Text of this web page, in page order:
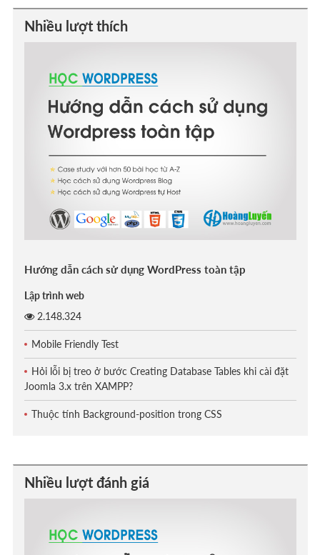
Nhiều lượt thích
Hướng dẫn cách sử dụng WordPress toàn tập
Lập trình web
2.148.324
Mobile Friendly Test
Hỏi lỗi bị treo ở bước Creating Database Tables khi cài đặt
Joomla 3.x trên XAMPP?
Thuộc tính Background-position trong CSS
Nhiều lượt đánh giá